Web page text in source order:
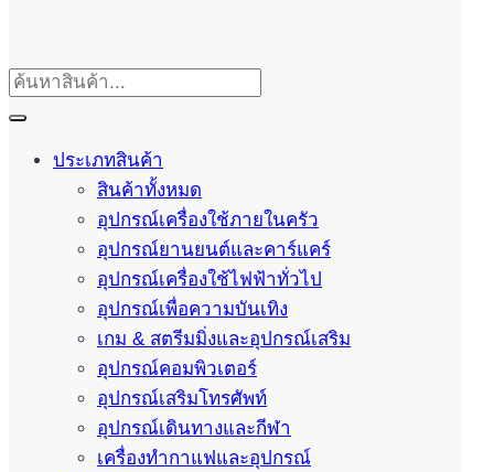
ประเภทสินค้า
สินค้าทั้งหมด
อุปกรณ์เครื่องใช้ภายในครัว
อุปกรณ์ยานยนต์และคาร์แคร์
อุปกรณ์เครื่องใช้ไฟฟ้าทั่วไป
อุปกรณ์เพื่อความบันเทิง
เกม & สตรีมมิ่งและอุปกรณ์เสริม
อุปกรณ์คอมพิวเตอร์
อุปกรณ์เสริมโทรศัพท์
อุปกรณ์เดินทางและกีฬา
เครื่องทำกาแฟและอุปกรณ์